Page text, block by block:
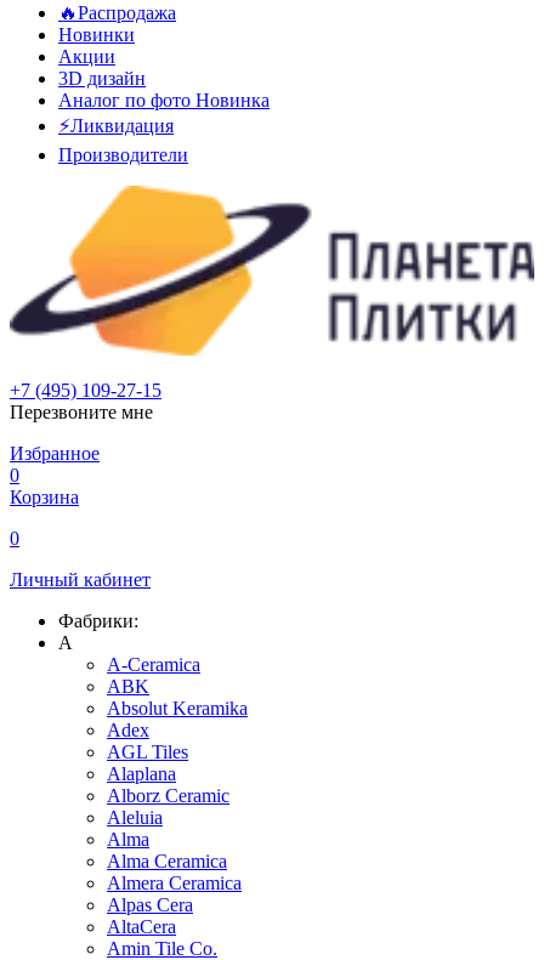
🔥Распродажа
Новинки
Акции
3D дизайн
Аналог по фото Новинка
⚡Ликвидация
Производители
+7 (495) 109-27-15
Перезвоните мне
Избранное
0
Корзина
0
Личный кабинет
Фабрики:
A
A-Ceramica
ABK
Absolut Keramika
Adex
AGL Tiles
Alaplana
Alborz Ceramic
Aleluia
Alma
Alma Ceramica
Almera Ceramica
Alpas Cera
AltaCera
Amin Tile Co.